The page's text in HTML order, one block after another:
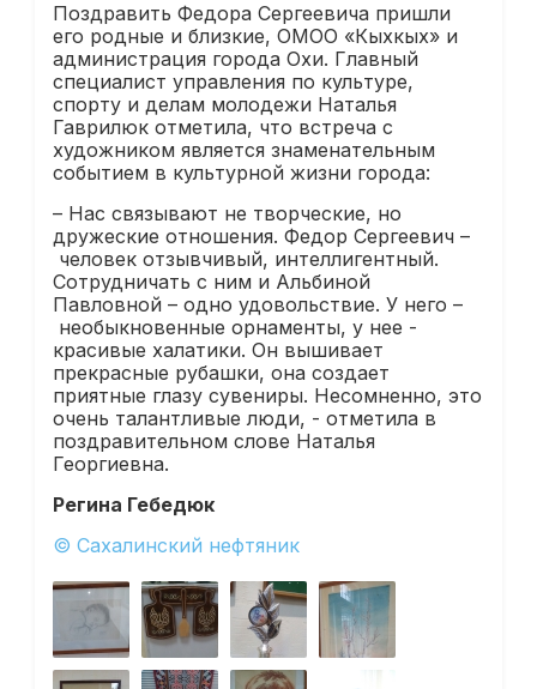
Поздравить Федора Сергеевича пришли
его родные и близкие, ОМОО «Кыхкых» и
администрация города Охи. Главный
специалист управления по культуре,
спорту и делам молодежи Наталья
Гаврилюк отметила, что встреча с
художником является знаменательным
событием в культурной жизни города:
– Нас связывают не творческие, но
дружеские отношения. Федор Сергеевич –
человек отзывчивый, интеллигентный.
Сотрудничать с ним и Альбиной
Павловной – одно удовольствие. У него –
необыкновенные орнаменты, у нее -
красивые халатики. Он вышивает
прекрасные рубашки, она создает
приятные глазу сувениры. Несомненно, это
очень талантливые люди, - отметила в
поздравительном слове Наталья
Георгиевна.
Регина Гебедюк
© Сахалинский нефтяник